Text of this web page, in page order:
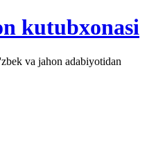
va jahon adabiyotidan